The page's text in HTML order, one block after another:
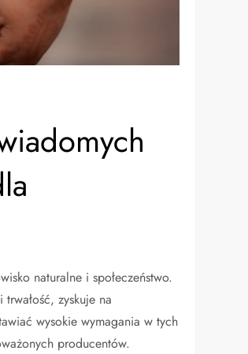
naturalne i społeczeństwo.
zyskuje na
wysokie wymagania w tych
producentów.